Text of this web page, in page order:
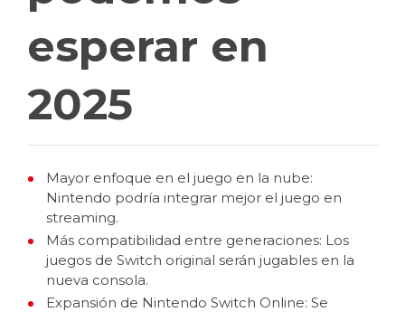
esperar en
2025
Mayor enfoque en el juego en la nube:
Nintendo podría integrar mejor el juego en
streaming.
Más compatibilidad entre generaciones: Los
juegos de Switch original serán jugables en la
nueva consola.
Expansión de Nintendo Switch Online: Se